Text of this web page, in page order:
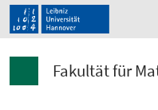
Fakultät für